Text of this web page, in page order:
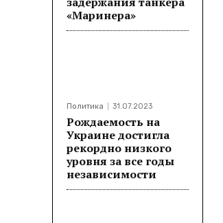
«Маринера»
Политика 31.07.2023
Рождаемость на
Украине достигла
рекордно низкого
уровня за все годы
независимости